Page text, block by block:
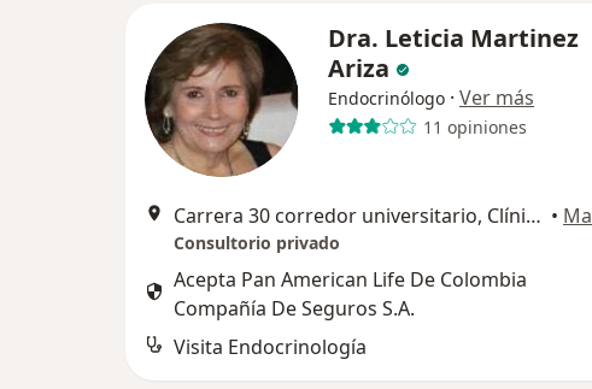
Dra. Leticia Martinez
Ariza
Endocrinólogo · Ver más
11 opiniones
Carrera 30 corredor universitario, Clínica Porto Azul, consultorio 625, Puerto Colombia, Barranquilla •
Consultorio privado
Acepta Pan American Life De Colombia
Compañía De Seguros S.A.
Visita Endocrinología